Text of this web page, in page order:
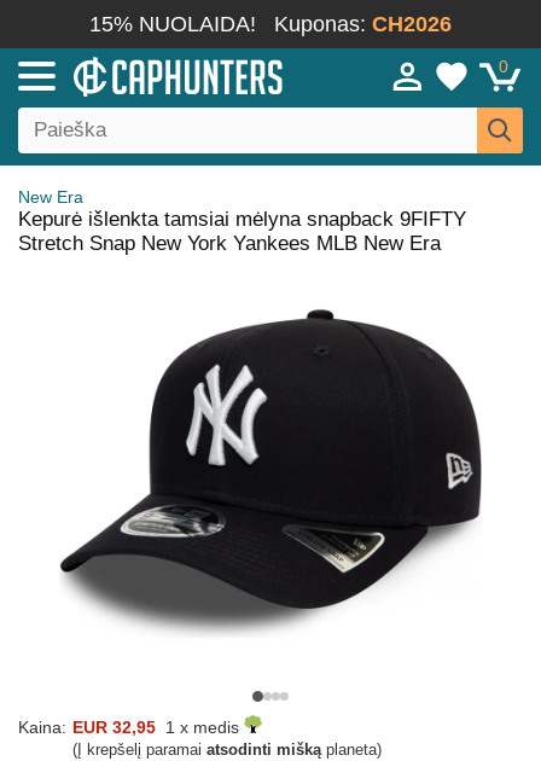
15% NUOLAIDA! Kuponas: CH2026
0
New Era
Kepurė išlenkta tamsiai mėlyna snapback 9FIFTY
Stretch Snap New York Yankees MLB New Era
Kaina: EUR 32,95 1 x medis
(Į krepšelį paramai atsodinti miškąplaneta)